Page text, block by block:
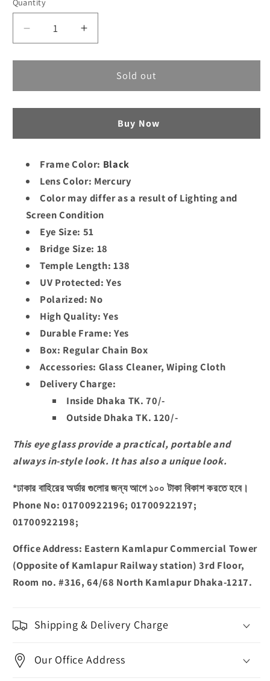
Quantity
Decrease
quantity
for
Premium
Increase
quantity
for
Luxury
Premium
Sunglass
24
Sold out
Buy Now
Frame Color: Black
Lens Color: Mercury
Color may differ as a result of Lighting and
Screen Condition
Eye Size: 51
Bridge Size: 18
Temple Length: 138
UV Protected: Yes
Polarized: No
High Quality: Yes
Durable Frame: Yes
Box: Regular Chain Box
Accessories: Glass Cleaner, Wiping Cloth
Delivery Charge:
Inside Dhaka TK. 70/-
Outside Dhaka TK. 120/-
This eye glass provide a practical, portable and
always in-style look. It has also a unique look.
*ঢাকার বাহিরের অর্ডার গুলোর জন্য আগে ১০০ টাকা বিকাশ করতে হবে।
Phone No: 01700922196; 01700922197;
01700922198;
Office Address: Eastern Kamlapur Commercial Tower
(Opposite of Kamlapur Railway station) 3rd Floor,
Room no. #316, 64/68 North Kamlapur Dhaka-1217.
Shipping & Delivery Charge
Our Office Address